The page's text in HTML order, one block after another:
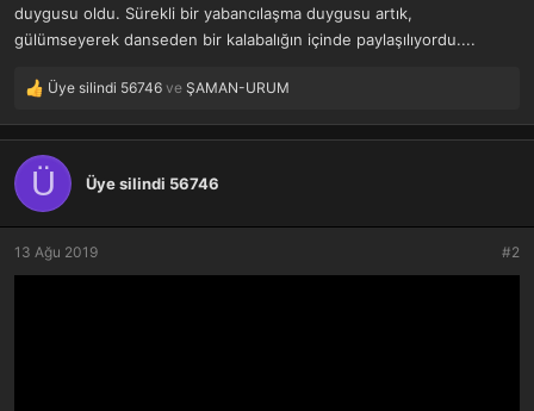
duygusu oldu. Sürekli bir yabancılaşma duygusu artık,
gülümseyerek danseden bir kalabalığın içinde paylaşılıyordu....
T
p
k
l
e
r
Üye silindi 56746 ve ŞAMAN-URUM
Ü Üye silindi 56746
13 Ağu 2019 #2